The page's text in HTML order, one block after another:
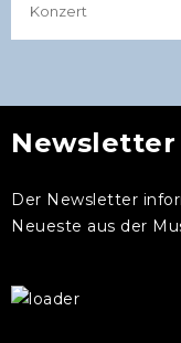
Konzert
Der Newsletter
Neueste aus der